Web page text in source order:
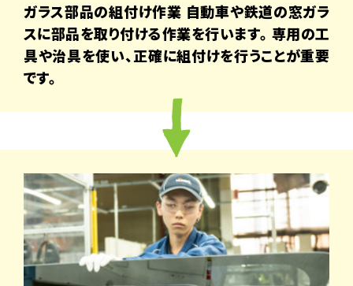
ガラス部品の組付け作業 自動車や鉄道の窓ガラ
スに部品を取り付ける作業を行います。専用の工
具や治具を使い、正確に組付けを行うことが重要
です。